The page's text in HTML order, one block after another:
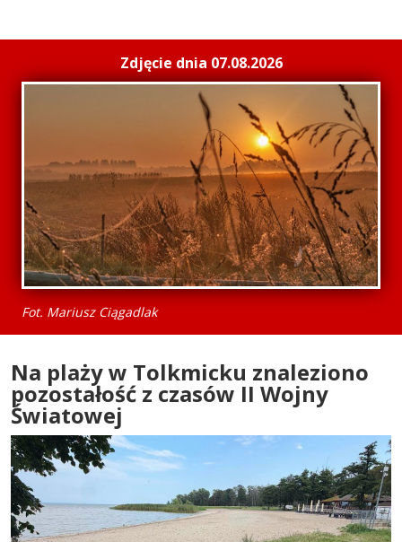
Zdjęcie dnia 07.08.2026
Fot. Mariusz Ciągadlak
Na plaży w Tolkmicku znaleziono
pozostałość z czasów II Wojny
Światowej